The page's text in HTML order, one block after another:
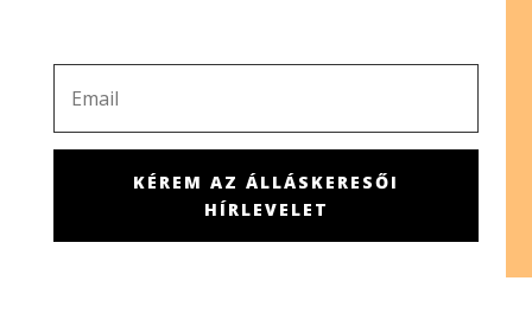
KÉREM AZ ÁLLÁSKERESŐI
HÍRLEVELET